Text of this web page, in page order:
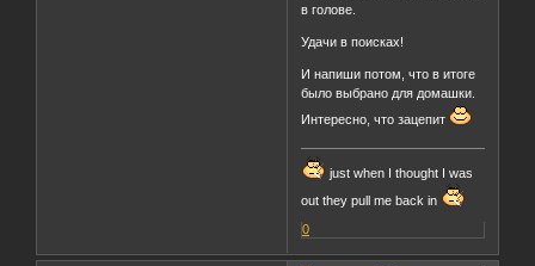
в голове.
Удачи в поисках!
И напиши потом, что в итоге
было выбрано для домашки.
Интересно, что зацепит
just when I thought I was
out they pull me back in
0